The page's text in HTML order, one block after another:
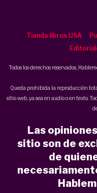
Tienda libros USA
Todos los derechos reservados,
Queda prohibida la reproducción
sitio web, ya sea en audio o en texto.
Las
sitio son de
de